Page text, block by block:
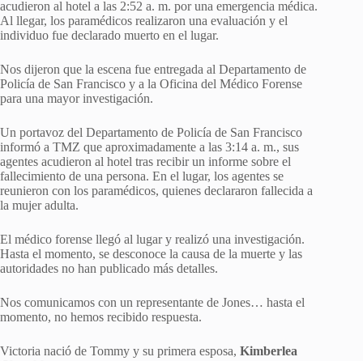
acudieron al hotel a las 2:52 a. m. por una emergencia médica.
Al llegar, los paramédicos realizaron una evaluación y el
individuo fue declarado muerto en el lugar.
Nos dijeron que la escena fue entregada al Departamento de
Policía de San Francisco y a la Oficina del Médico Forense
para una mayor investigación.
Un portavoz del Departamento de Policía de San Francisco
informó a TMZ que aproximadamente a las 3:14 a. m., sus
agentes acudieron al hotel tras recibir un informe sobre el
fallecimiento de una persona. En el lugar, los agentes se
reunieron con los paramédicos, quienes declararon fallecida a
la mujer adulta.
El médico forense llegó al lugar y realizó una investigación.
Hasta el momento, se desconoce la causa de la muerte y las
autoridades no han publicado más detalles.
Nos comunicamos con un representante de Jones… hasta el
momento, no hemos recibido respuesta.
Victoria nació de Tommy y su primera esposa, Kimberlea